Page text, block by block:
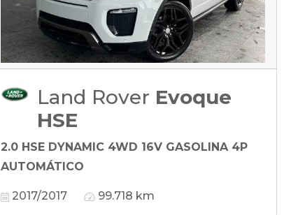
Land Rover Evoque
HSE
2.0 HSE DYNAMIC 4WD 16V GASOLINA 4P
AUTOMÁTICO
2017/2017 99.718 km